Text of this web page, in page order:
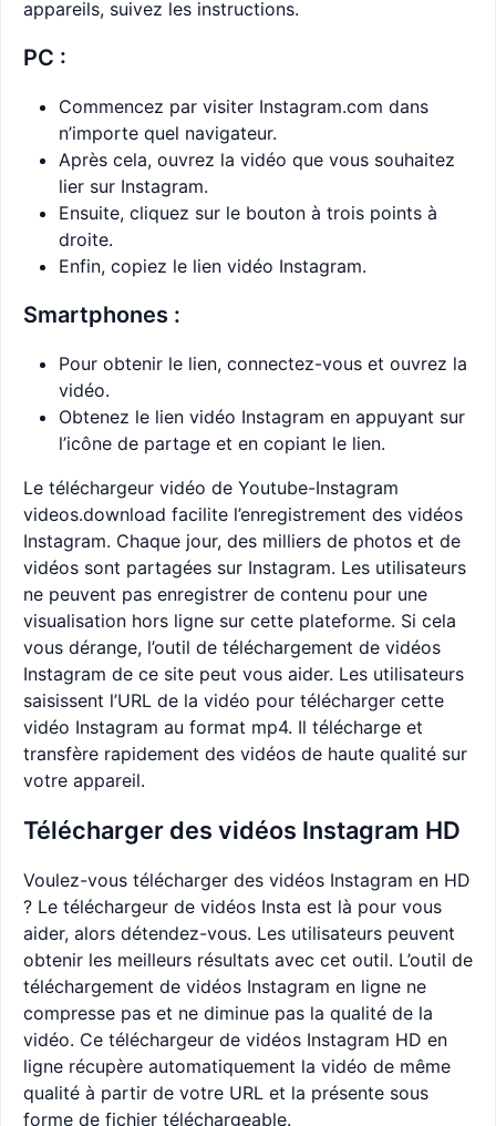
appareils, suivez les instructions.
PC :
Commencez par visiter Instagram.com dans
n’importe quel navigateur.
Après cela, ouvrez la vidéo que vous souhaitez
lier sur Instagram.
Ensuite, cliquez sur le bouton à trois points à
droite.
Enfin, copiez le lien vidéo Instagram.
Smartphones :
Pour obtenir le lien, connectez-vous et ouvrez la
vidéo.
Obtenez le lien vidéo Instagram en appuyant sur
l’icône de partage et en copiant le lien.
Le téléchargeur vidéo de Youtube-Instagram
videos.download facilite l’enregistrement des vidéos
Instagram. Chaque jour, des milliers de photos et de
vidéos sont partagées sur Instagram. Les utilisateurs
ne peuvent pas enregistrer de contenu pour une
visualisation hors ligne sur cette plateforme. Si cela
vous dérange, l’outil de téléchargement de vidéos
Instagram de ce site peut vous aider. Les utilisateurs
saisissent l’URL de la vidéo pour télécharger cette
vidéo Instagram au format mp4. Il télécharge et
transfère rapidement des vidéos de haute qualité sur
votre appareil.
Télécharger des vidéos Instagram HD
Voulez-vous télécharger des vidéos Instagram en HD
? Le téléchargeur de vidéos Insta est là pour vous
aider, alors détendez-vous. Les utilisateurs peuvent
obtenir les meilleurs résultats avec cet outil. L’outil de
téléchargement de vidéos Instagram en ligne ne
compresse pas et ne diminue pas la qualité de la
vidéo. Ce téléchargeur de vidéos Instagram HD en
ligne récupère automatiquement la vidéo de même
qualité à partir de votre URL et la présente sous
forme de fichier téléchargeable.